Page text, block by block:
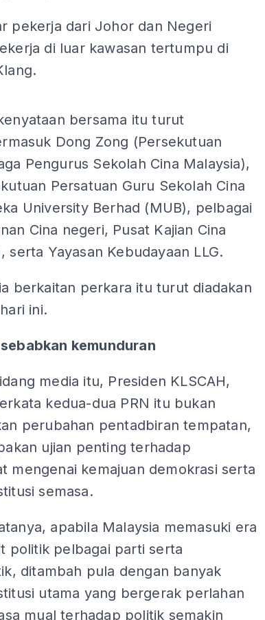
pekerja dari Johor dan Negeri
di luar kawasan tertumpu di
bersama itu turut
Dong Zong (Persekutuan
Pengurus Sekolah Cina Malaysia),
Persatuan Guru Sekolah Cina
University Berhad (MUB), pelbagai
Cina negeri, Pusat Kajian Cina
serta Yayasan Kebudayaan LLG.
berkaitan perkara itu turut diadakan
ini.
kemunduran
media itu, Presiden KLSCAH,
kedua-dua PRN itu bukan
perubahan pentadbiran tempatan,
ujian penting terhadap
mengenai kemajuan demokrasi serta
semasa.
apabila Malaysia memasuki era
politik pelbagai parti serta
ditambah pula dengan banyak
utama yang bergerak perlahan
mual terhadap politik semakin